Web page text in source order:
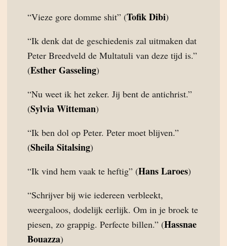
“Vieze gore domme shit” (Tofik Dibi)
“Ik denk dat de geschiedenis zal uitmaken dat
Peter Breedveld de Multatuli van deze tijd is.”
(Esther Gasseling)
“Nu weet ik het zeker. Jij bent de antichrist.”
(Sylvia Witteman)
“Ik ben dol op Peter. Peter moet blijven.”
(Sheila Sitalsing)
“Ik vind hem vaak te heftig” (Hans Laroes)
“Schrijver bij wie iedereen verbleekt,
weergaloos, dodelijk eerlijk. Om in je broek te
piesen, zo grappig. Perfecte billen.” (Hassnae
Bouazza)